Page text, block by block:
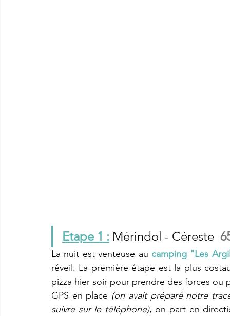
Etape 1 : Mérindol - Céreste
La nuit est venteuse au camping "Les
réveil. La première étape est la plus
pizza hier soir pour prendre des forces ou
GPS en place (on avait préparé notre
suivre sur le téléphone), on part en